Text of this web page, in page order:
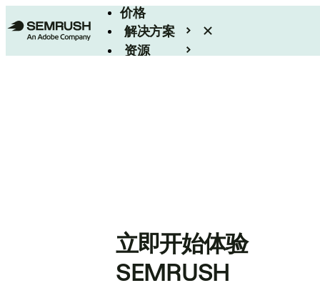
价格
解决方案
资源
立即开始体验
SEMRUSH